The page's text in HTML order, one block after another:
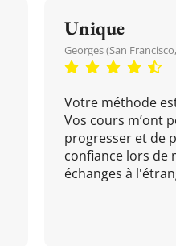
Unique
Georges (San
Votre méthode
Vos cours m’ont
progresser et de
confiance lors de
échanges à